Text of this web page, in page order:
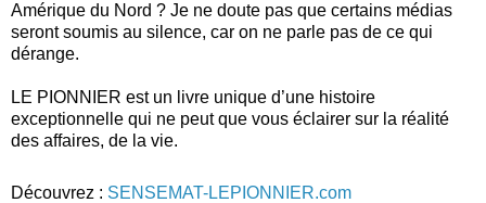
Amérique du Nord ? Je ne doute pas que certains médias
seront soumis au silence, car on ne parle pas de ce qui
dérange.
LE PIONNIER est un livre unique d’une histoire
exceptionnelle qui ne peut que vous éclairer sur la réalité
des affaires, de la vie.
Découvrez : SENSEMAT-LEPIONNIER.com